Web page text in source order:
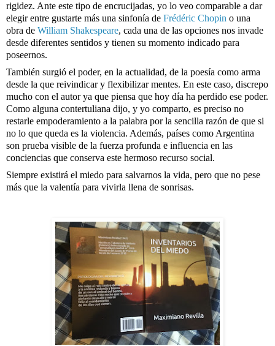
rigidez. Ante este tipo de encrucijadas, yo lo veo comparable a dar
elegir entre gustarte más una sinfonía de Frédéric Chopin o una
obra de William Shakespeare, cada una de las opciones nos invade
desde diferentes sentidos y tienen su momento indicado para
poseernos.
También surgió el poder, en la actualidad, de la poesía como arma
desde la que reivindicar y flexibilizar mentes. En este caso, discrepo
mucho con el autor ya que piensa que hoy día ha perdido ese poder.
Como alguna contertuliana dijo, y yo comparto, es preciso no
restarle empoderamiento a la palabra por la sencilla razón de que si
no lo que queda es la violencia. Además, países como Argentina
son prueba visible de la fuerza profunda e influencia en las
conciencias que conserva este hermoso recurso social.
Siempre existirá el miedo para salvarnos la vida, pero que no pese
más que la valentía para vivirla llena de sonrisas.